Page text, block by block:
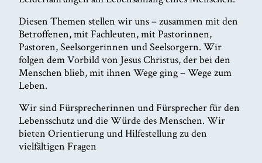
Diesen Themen stellen wir uns – zusammen mit den
Betroffenen, mit Fachleuten, mit Pastorinnen,
Pastoren, Seelsorgerinnen und Seelsorgern. Wir
folgen dem Vorbild von Jesus Christus, der bei den
Menschen blieb, mit ihnen Wege ging – Wege zum
Leben.
Wir sind Fürsprecherinnen und Fürsprecher für den
Lebensschutz und die Würde des Menschen. Wir
bieten Orientierung und Hilfestellung zu den
vielfältigen Fragen